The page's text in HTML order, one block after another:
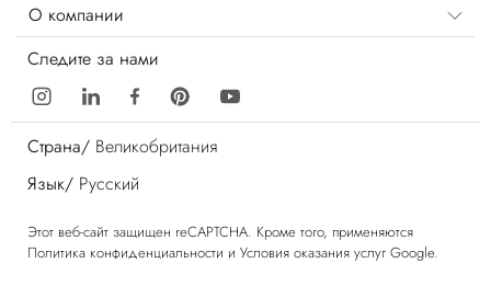
О компании
Следите за нами
Страна/ Великобритания
Язык/ Русский
Этот веб-сайт защищен reCAPTCHA. Кроме того, применяются
Политика конфиденциальности и Условия оказания услуг Google.